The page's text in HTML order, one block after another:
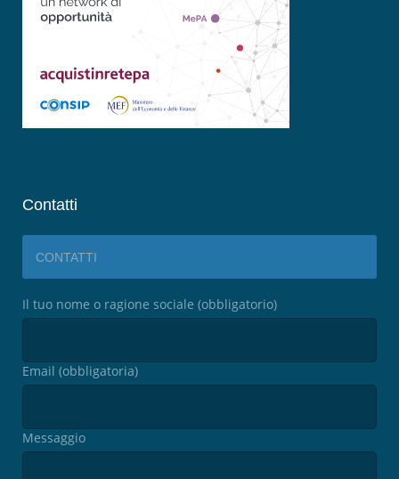
Contatti
CONTATTI
Il tuo nome o ragione sociale (obbligatorio)
Email (obbligatoria)
Messaggio